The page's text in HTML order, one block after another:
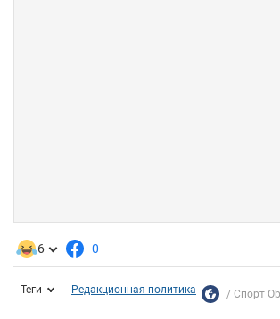
6 0
Теги Редакционная политика Спорт